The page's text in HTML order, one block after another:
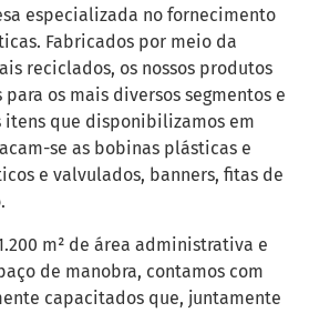
especializada no fornecimento
Fabricados por meio da
reciclados, os nossos produtos
os mais diversos segmentos e
itens que disponibilizamos em
se as bobinas plásticas e
e valvulados, banners, fitas de
m² de área administrativa e
de manobra, contamos com
capacitados que, juntamente